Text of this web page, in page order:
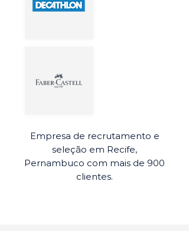
Empresa de recrutamento e
seleção em Recife,
Pernambuco com mais de 900
clientes.